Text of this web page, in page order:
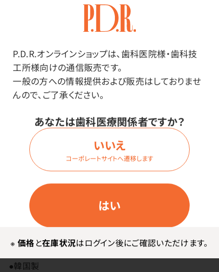
P.D.R.オンラインショップは、歯科医院様・歯科技
工所様向けの通信販売です。
一般の方への情報提供および販売はしておりませ
んので、ご了承ください。
あなたは歯科医療関係者ですか？
はい
いいえ
コーポレートサイトへ遷移します
※ 価格と在庫状況はログイン後にご確認いただけます。
プには「食品、添加物等の規格基準第3」という検査を通
った物と通っていない物があります。検査に出された紙
コップが、紙に触れた液体を体内に取り込むこともあり
得るとして、体に害のある物質が溶け出さないかなど
様々な検査を受け、適合した紙コップが「飲料用」として
分類されます。検査に出さない紙コップは、紙に触れた
液体を体内に取り込むことは想定外として作られていま
飲料用です。
その他
●韓国製